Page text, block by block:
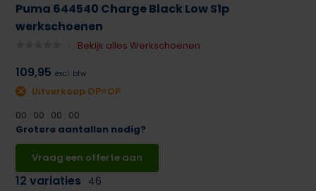
Puma 644540 Charge Black Low S1p
werkschoenen
Bekijk alles Werkschoenen
109,95 excl. btw
Uitverkoop OP=OP
00 : 00 : 00 : 00
Grotere aantallen nodig?
Vraag een offerte aan
12 variaties 46